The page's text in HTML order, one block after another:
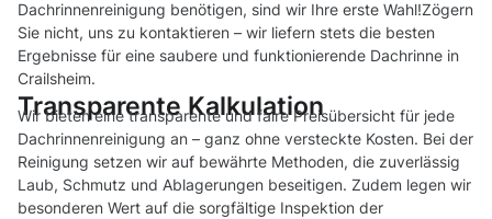
Dachrinnenreinigung benötigen, sind wir Ihre erste Wahl!Zögern
Sie nicht, uns zu kontaktieren – wir liefern stets die besten
Ergebnisse für eine saubere und funktionierende Dachrinne in
Crailsheim.
Transparente Kalkulation
Wir bieten eine transparente und faire Preisübersicht für jede
Dachrinnenreinigung an – ganz ohne versteckte Kosten. Bei der
Reinigung setzen wir auf bewährte Methoden, die zuverlässig
Laub, Schmutz und Ablagerungen beseitigen. Zudem legen wir
besonderen Wert auf die sorgfältige Inspektion der